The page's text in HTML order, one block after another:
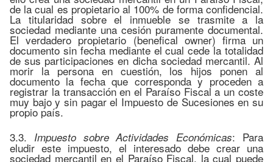
de la cual es propietario al 100% de forma confidencial.
La titularidad sobre el inmueble se trasmite a la
sociedad mediante una cesión puramente documental.
El verdadero propietario (benefical owner) firma un
documento sin fecha mediante el cual cede la totalidad
de sus participaciones en dicha sociedad mercantil. Al
morir la persona en cuestión, los hijos ponen al
documento la fecha que corresponda y proceden a
registrar la transacción en el Paraíso Fiscal a un coste
muy bajo y sin pagar el Impuesto de Sucesiones en su
propio país.
3.3. Impuesto sobre Actividades Económicas: Para
eludir este impuesto, el interesado debe crear una
sociedad mercantil en el Paraíso Fiscal, la cual puede